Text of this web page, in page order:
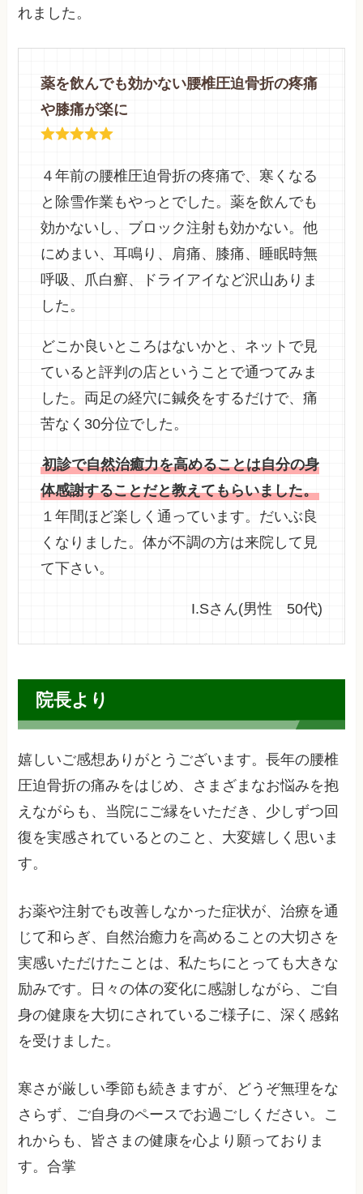
れました。
薬を飲んでも効かない腰椎圧迫骨折の疼痛
や膝痛が楽に
４年前の腰椎圧迫骨折の疼痛で、寒くなる
と除雪作業もやっとでした。薬を飲んでも
効かないし、ブロック注射も効かない。他
にめまい、耳鳴り、肩痛、膝痛、睡眠時無
呼吸、爪白癬、ドライアイなど沢山ありま
した。
どこか良いところはないかと、ネットで見
ていると評判の店ということで通つてみま
した。両足の経穴に鍼灸をするだけで、痛
苦なく30分位でした。
初診で自然治癒力を高めることは自分の身
体感謝することだと教えてもらいました。
１年間ほど楽しく通っています。だいぶ良
くなりました。体が不調の方は来院して見
て下さい。
I.Sさん(男性 50代)
院長より
嬉しいご感想ありがとうございます。長年の腰椎
圧迫骨折の痛みをはじめ、さまざまなお悩みを抱
えながらも、当院にご縁をいただき、少しずつ回
復を実感されているとのこと、大変嬉しく思いま
す。
お薬や注射でも改善しなかった症状が、治療を通
じて和らぎ、自然治癒力を高めることの大切さを
実感いただけたことは、私たちにとっても大きな
励みです。日々の体の変化に感謝しながら、ご自
身の健康を大切にされているご様子に、深く感銘
を受けました。
寒さが厳しい季節も続きますが、どうぞ無理をな
さらず、ご自身のペースでお過ごしください。こ
れからも、皆さまの健康を心より願っておりま
す。合掌